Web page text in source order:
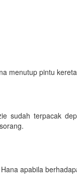
menutup pintu
sudah terpacak
apabila